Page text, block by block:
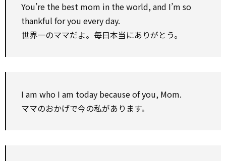
You’re the best mom in the world, and I’m so
thankful for you every day.
世界一のママだよ。毎日本当にありがとう。
I am who I am today because of you, Mom.
ママのおかげで今の私があります。